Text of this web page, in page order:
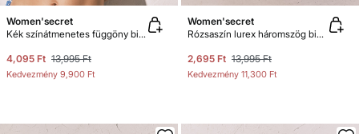
Women'secret
Kék színátmenetes függöny bikinifelső
4,095 Ft 13,995 Ft
Kedvezmény 9,900 Ft
Women'secret
Rózsaszín lurex háromszög bikinifelső
2,695 Ft 13,995 Ft
Kedvezmény 11,300 Ft